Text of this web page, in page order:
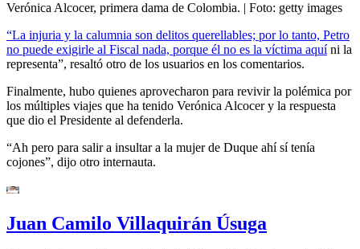
Verónica Alcocer, primera dama de Colombia. | Foto: getty images
“La injuria y la calumnia son delitos querellables; por lo tanto, Petro
no puede exigirle al Fiscal nada, porque él no es la víctima aquíni la
representa”, resaltó otro de los usuarios en los comentarios.
Finalmente, hubo quienes aprovecharon para revivir la polémica por
los múltiples viajes que ha tenido Verónica Alcocer y la respuesta
que dio el Presidente al defenderla.
“Ah pero para salir a insultar a la mujer de Duque ahí sí tenía
cojones”, dijo otro internauta.
Juan Camilo Villaquirán Úsuga